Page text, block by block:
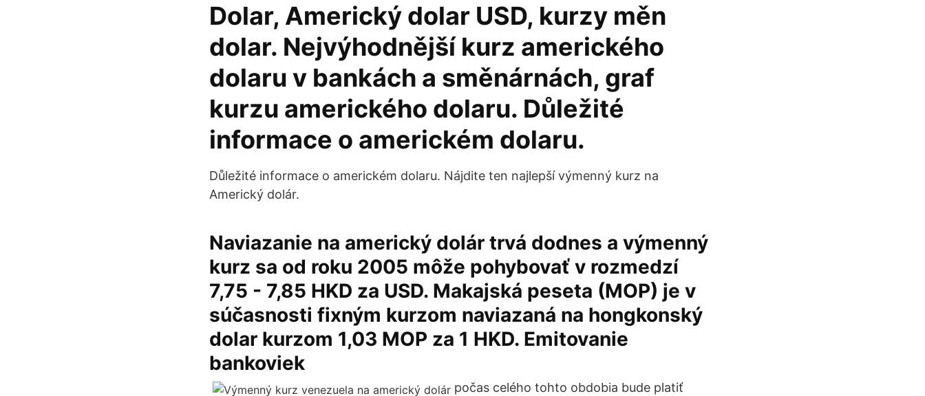
Dolar, Americký dolar USD, kurzy měn
dolar. Nejvýhodnější kurz amerického
dolaru v bankách a směnárnách, graf
kurzu amerického dolaru. Důležité
informace o americkém dolaru.
Důležité informace o americkém dolaru. Nájdite ten najlepší výmenný kurz na
Americký dolár.
Naviazanie na americký dolár trvá dodnes a výmenný
kurz sa od roku 2005 môže pohybovať v rozmedzí
7,75 - 7,85 HKD za USD. Makajská peseta (MOP) je v
súčasnosti fixným kurzom naviazaná na hongkonský
dolar kurzom 1,03 MOP za 1 HKD. Emitovanie
bankoviek
počas celého tohto obdobia bude platiť